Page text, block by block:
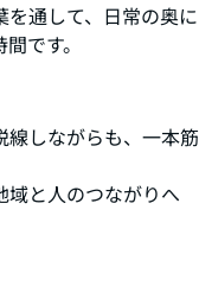
通して、日常の奥に
です。
しながらも、一本筋
域と人のつながりへ